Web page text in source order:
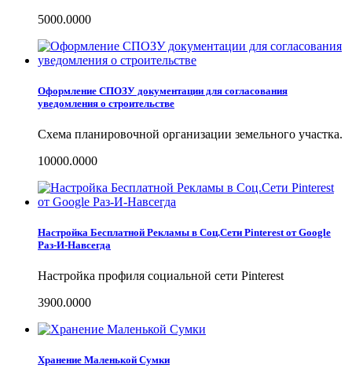
5000.0000
Оформление СПОЗУ документации для согласования
уведомления о строительстве
Схема планировочной организации земельного участка.
10000.0000
Настройка Бесплатной Рекламы в Соц.Сети Pinterest от Google
Раз-И-Навсегда
Настройка профиля социальной сети Pinterest
3900.0000
Хранение Маленькой Сумки